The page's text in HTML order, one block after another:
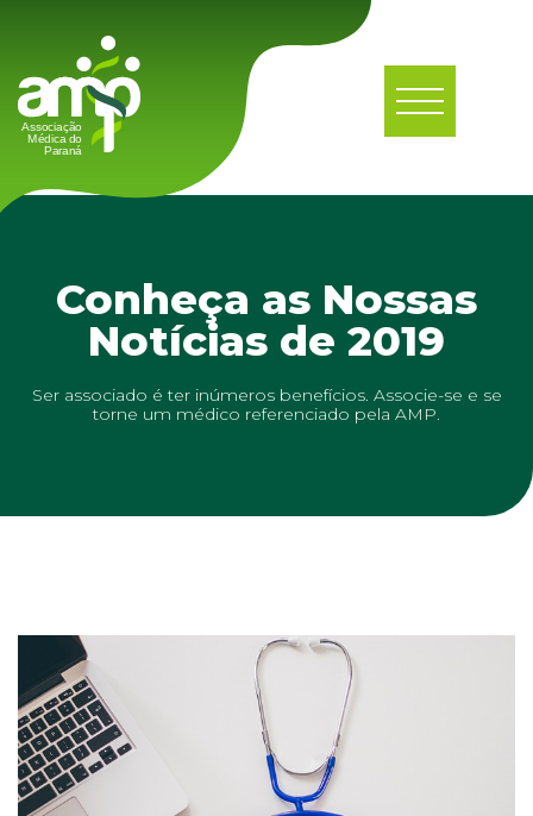
Conheça as Nossas
Notícias de 2019
Ser associado é ter inúmeros benefícios. Associe-se e se
torne um médico referenciado pela AMP.